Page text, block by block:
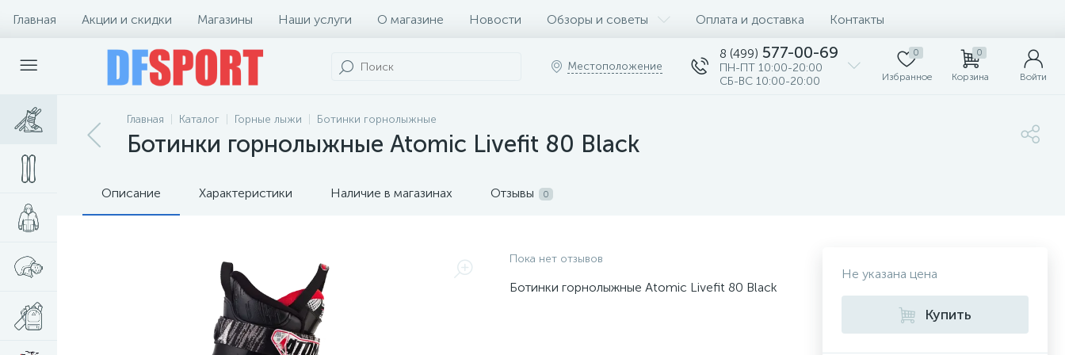
Главная Акции и скидки Магазины Наши услуги О магазине Новости Обзоры и советы Оплата и доставка Контакты
Местоположение
8 (499) 577-00-69
ПН-ПТ 10:00-20:00
СБ-ВС 10:00-20:00
0
Избранное
0
Корзина Войти
Главная Каталог Горные лыжи Ботинки горнолыжные
Ботинки горнолыжные Atomic Livefit 80 Black
Описание Характеристики Наличие в магазинах Отзывы 0
Пока нет отзывов
Ботинки горнолыжные Atomic Livefit 80 Black
Не указана цена
Купить